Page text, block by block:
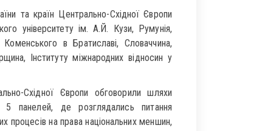
та країн Центрально-Східної Європи
університету ім. А.Й. Кузи, Румунія,
в Братиславі, Словаччина,
Інституту міжнародних відносин у
Східної Європи обговорили шляхи
5 панелей, де розглядались питання
процесів на права національних меншин,